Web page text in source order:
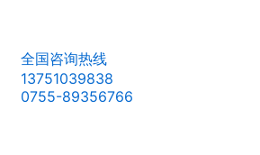
全国咨询热线
13751039838
0755-89356766